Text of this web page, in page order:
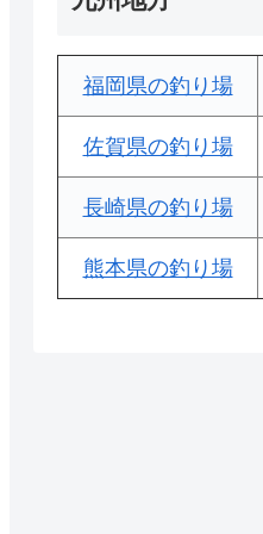
福岡県の釣り場
佐賀県の釣り場
長崎県の釣り場
熊本県の釣り場